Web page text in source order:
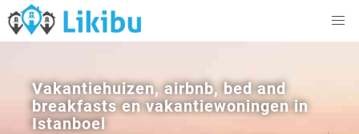
Vakantiehuizen, airbnb, bed and
breakfasts en vakantiewoningen in
Istanboel